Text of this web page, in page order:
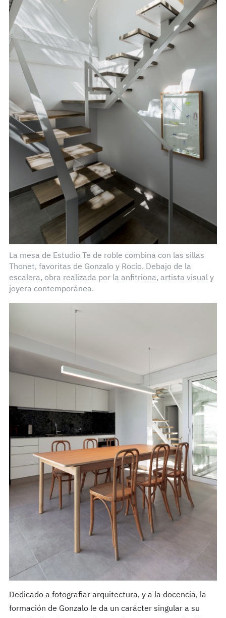
La mesa de Estudio Te de roble combina con las sillas
Thonet, favoritas de Gonzalo y Rocío. Debajo de la
escalera, obra realizada por la anfitriona, artista visual y
joyera contemporánea.
Dedicado a fotografiar arquitectura, y a la docencia, la
formación de Gonzalo le da un carácter singular a su